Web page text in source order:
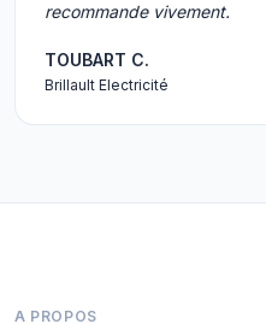
recommande vivement.
TOUBART C.
Brillault Electricité
A PROPOS